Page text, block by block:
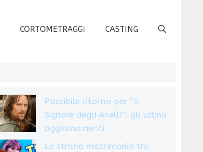
CORTOMETRAGGI CASTING
Possibile ritorno per “Il
Signore degli Anelli”: gli ultimi
aggiornamenti
Lo strano matrimonio tra